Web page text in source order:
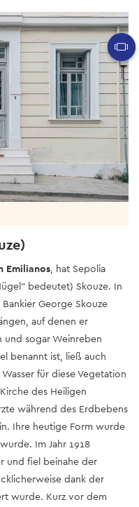
Emilianos, hat Sepolia
bedeutet) Skouze. In
George Skouze
auf denen er
und sogar Weinreben
benannt ist, ließ auch
für diese Vegetation
des Heiligen
während des Erdbebens
Ihre heutige Form wurde
Im Jahr 1918
und fiel beinahe der
dank der
wurde. Kurz vor dem